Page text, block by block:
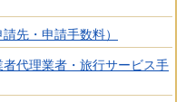
先・申請手数料）
代理業者・旅行サービス手